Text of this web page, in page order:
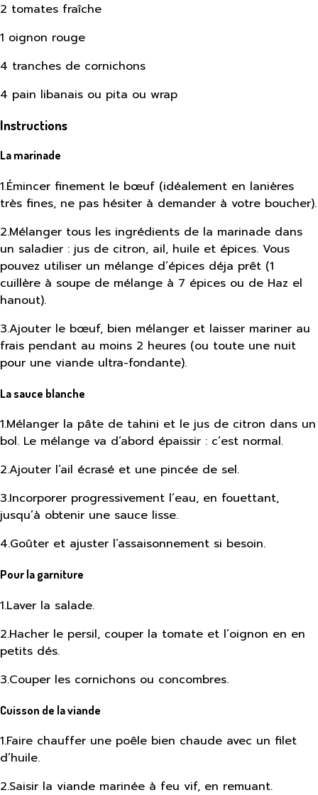
2 tomates fraîche
1 oignon rouge
4 tranches de cornichons
4 pain libanais ou pita ou wrap
Instructions
La marinade
1.Émincer finement le bœuf (idéalement en lanières
très fines, ne pas hésiter à demander à votre boucher).
2.Mélanger tous les ingrédients de la marinade dans
un saladier : jus de citron, ail, huile et épices. Vous
pouvez utiliser un mélange d’épices déja prêt (1
cuillère à soupe de mélange à 7 épices ou de Haz el
hanout).
3.Ajouter le bœuf, bien mélanger et laisser mariner au
frais pendant au moins 2 heures (ou toute une nuit
pour une viande ultra-fondante).
La sauce blanche
1.Mélanger la pâte de tahini et le jus de citron dans un
bol. Le mélange va d’abord épaissir : c’est normal.
2.Ajouter l’ail écrasé et une pincée de sel.
3.Incorporer progressivement l’eau, en fouettant,
jusqu’à obtenir une sauce lisse.
4.Goûter et ajuster l’assaisonnement si besoin.
Pour la garniture
1.Laver la salade.
2.Hacher le persil, couper la tomate et l’oignon en en
petits dés.
3.Couper les cornichons ou concombres.
Cuisson de la viande
1.Faire chauffer une poêle bien chaude avec un filet
d’huile.
2.Saisir la viande marinée à feu vif, en remuant.